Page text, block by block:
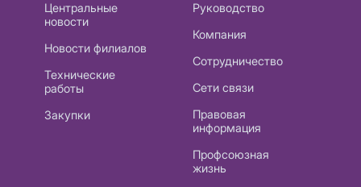
Центральные
новости
Новости филиалов
Технические
работы
Закупки
Руководство
Компания
Сотрудничество
Сети связи
Правовая
информация
Профсоюзная
жизнь